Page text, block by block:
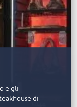
e gli
di